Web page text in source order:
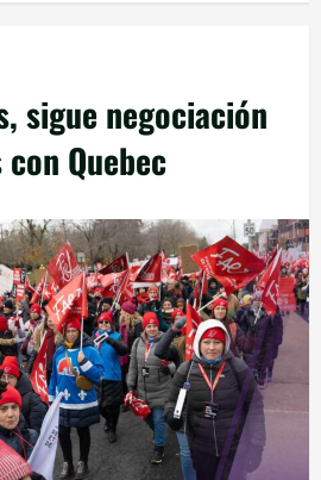
sigue negociación
Quebec